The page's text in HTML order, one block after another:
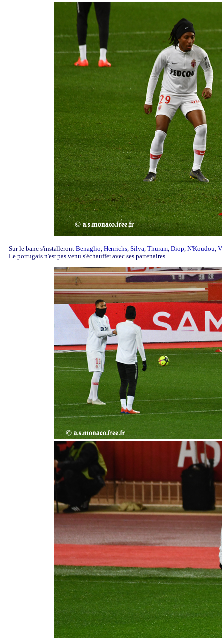
Sur le banc s'installeront Benaglio, Henrichs, Silva, Thuram, Diop, N'Koudou,
Le portugais n'est pas venu s'échauffer avec ses partenaires.